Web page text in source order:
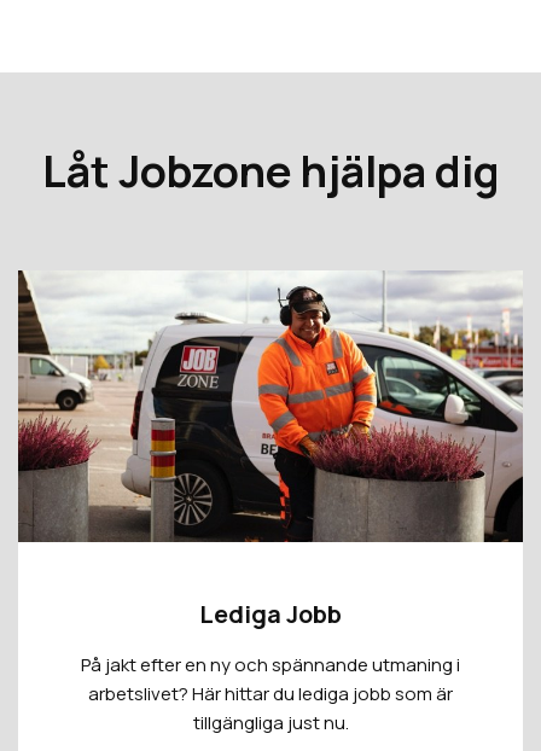
Låt Jobzone hjälpa dig
Lediga Jobb
På jakt efter en ny och spännande utmaning i
arbetslivet? Här hittar du lediga jobb som är
tillgängliga just nu.